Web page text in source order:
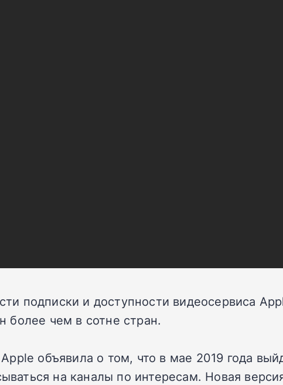
подписки и доступности видеосервиса
более чем в сотне стран.
объявила о том, что в мае 2019 года
на каналы по интересам. Новая